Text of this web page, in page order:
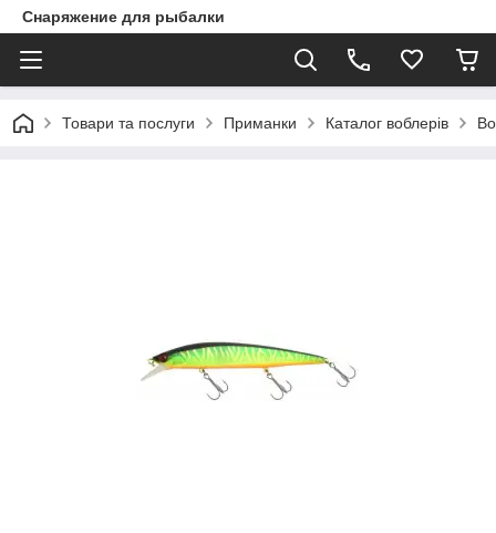
Снаряжение для рыбалки
Товари та послуги Приманки Каталог воблерів